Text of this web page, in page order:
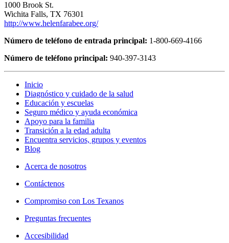
1000 Brook St.
Wichita Falls, TX 76301
http://www.helenfarabee.org/
Número de teléfono de entrada principal: 1-800-669-4166
Número de teléfono principal: 940-397-3143
Inicio
Diagnóstico y cuidado de la salud
Educación y escuelas
Seguro médico y ayuda económica
Apoyo para la familia
Transición a la edad adulta
Encuentra servicios, grupos y eventos
Blog
Acerca de nosotros
Contáctenos
Compromiso con Los Texanos
Preguntas frecuentes
Accesibilidad